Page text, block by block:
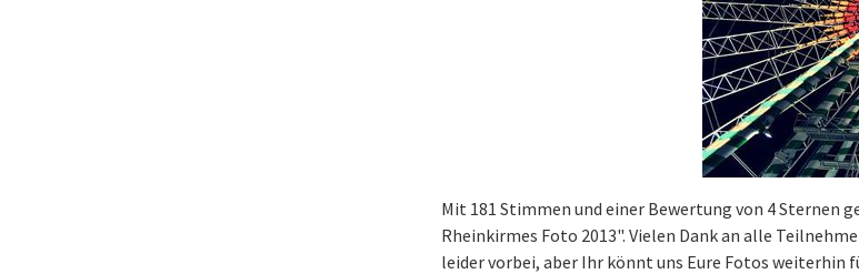
Mit 181 Stimmen und einer Bewertung von 4 Sternen
Rheinkirmes Foto 2013". Vielen Dank an alle
leider vorbei, aber Ihr könnt uns Eure Fotos weiterhin